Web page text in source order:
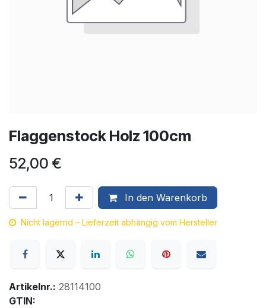
Flaggenstock Holz 100cm
52,00 €
In den Warenkorb
Nicht lagernd – Lieferzeit abhängig vom Hersteller
Artikelnr.: 28114100
GTIN: